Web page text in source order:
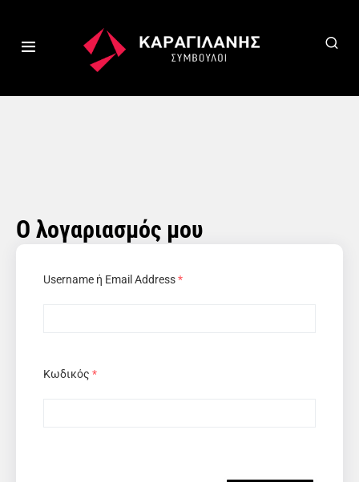
Ο λογαριασμός μου
Username ή Email Address*
Κωδικός*